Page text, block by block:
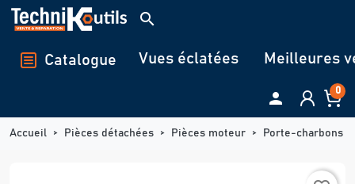
Panneau de gestion des cookies
search
Catalogue Vues éclatées Meilleures
 0
Accueil Pièces détachées Pièces moteur Porte-charbons